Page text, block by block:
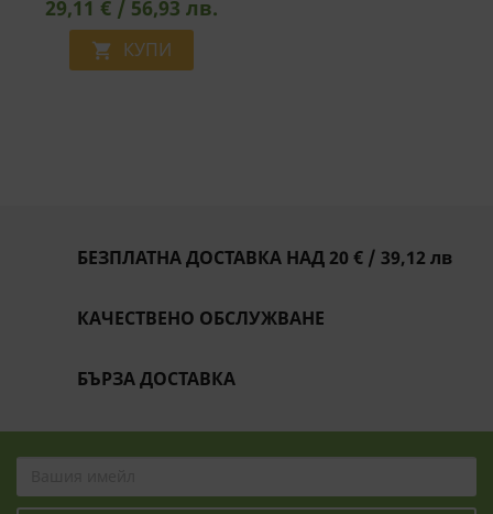
Mg, 60 Капсули
29,11 € / 56,93 лв.
 КУПИ
БЕЗПЛАТНА ДОСТАВКА НАД 20 € / 39,12 лв
КАЧЕСТВЕНО ОБСЛУЖВАНЕ
БЪРЗА ДОСТАВКА